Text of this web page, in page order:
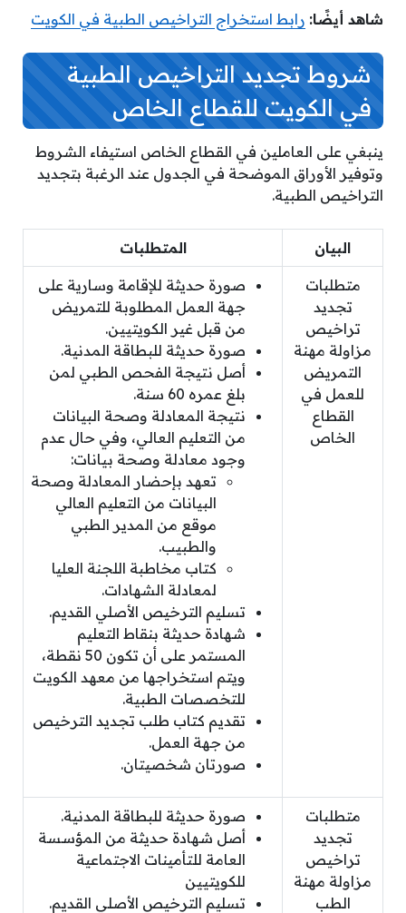
شاهد أيضًا: رابط استخراج التراخيص الطبية في الكويت
شروط تجديد التراخيص الطبية
في الكويت للقطاع الخاص
ينبغي على العاملين في القطاع الخاص استيفاء الشروط
وتوفير الأوراق الموضحة في الجدول عند الرغبة بتجديد
التراخيص الطبية.
البيان المتطلبات
متطلبات
تجديد
تراخيص
مزاولة مهنة
التمريض
للعمل في
القطاع
الخاص
صورة حديثة للإقامة وسارية على
جهة العمل المطلوبة للتمريض
من قبل غير الكويتيين.
صورة حديثة للبطاقة المدنية.
أصل نتيجة الفحص الطبي لمن
بلغ عمره 60 سنة.
نتيجة المعادلة وصحة البيانات
من التعليم العالي، وفي حال عدم
وجود معادلة وصحة بيانات:
تعهد بإحضار المعادلة وصحة
البيانات من التعليم العالي
موقع من المدير الطبي
والطبيب.
كتاب مخاطبة اللجنة العليا
لمعادلة الشهادات.
تسليم الترخيص الأصلي القديم.
شهادة حديثة بنقاط التعليم
المستمر على أن تكون 50 نقطة،
ويتم استخراجها من معهد الكويت
للتخصصات الطبية.
تقديم كتاب طلب تجديد الترخيص
من جهة العمل.
صورتان شخصيتان.
متطلبات
تجديد
تراخيص
مزاولة مهنة
الطب
صورة حديثة للبطاقة المدنية.
أصل شهادة حديثة من المؤسسة
العامة للتأمينات الاجتماعية
للكويتيين
تسليم الترخيص الأصلي القديم.